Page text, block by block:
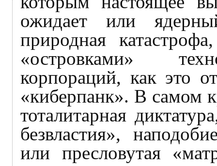
ожидает или
природная
«островками»
корпораций, как это
«киберпанк». В самом
тоталитарная
безвластия»,
или пресловутая